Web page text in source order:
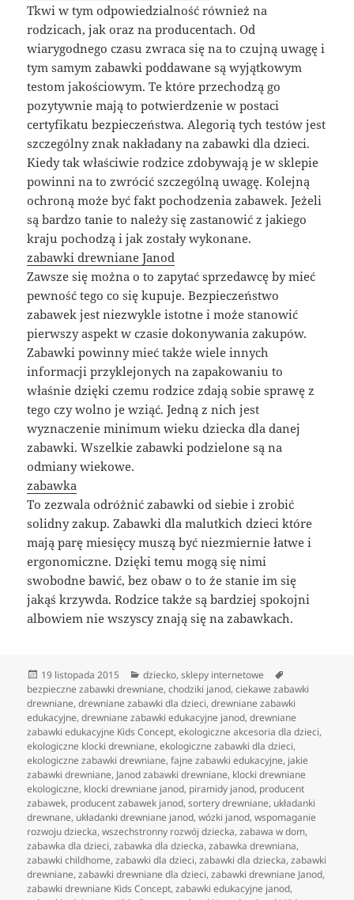
Tkwi w tym odpowiedzialność również na
rodzicach, jak oraz na producentach. Od
wiarygodnego czasu zwraca się na to czujną uwagę i
tym samym zabawki poddawane są wyjątkowym
testom jakościowym. Te które przechodzą go
pozytywnie mają to potwierdzenie w postaci
certyfikatu bezpieczeństwa. Alegorią tych testów jest
szczególny znak nakładany na zabawki dla dzieci.
Kiedy tak właściwie rodzice zdobywają je w sklepie
powinni na to zwrócić szczególną uwagę. Kolejną
ochroną może być fakt pochodzenia zabawek. Jeżeli
są bardzo tanie to należy się zastanowić z jakiego
kraju pochodzą i jak zostały wykonane.
zabawki drewniane Janod
Zawsze się można o to zapytać sprzedawcę by mieć
pewność tego co się kupuje. Bezpieczeństwo
zabawek jest niezwykle istotne i może stanowić
pierwszy aspekt w czasie dokonywania zakupów.
Zabawki powinny mieć także wiele innych
informacji przyklejonych na zapakowaniu to
właśnie dzięki czemu rodzice zdają sobie sprawę z
tego czy wolno je wziąć. Jedną z nich jest
wyznaczenie minimum wieku dziecka dla danej
zabawki. Wszelkie zabawki podzielone są na
odmiany wiekowe.
zabawka
To zezwala odróżnić zabawki od siebie i zrobić
solidny zakup. Zabawki dla malutkich dzieci które
mają parę miesięcy muszą być niezmiernie łatwe i
ergonomiczne. Dzięki temu mogą się nimi
swobodne bawić, bez obaw o to że stanie im się
jakąś krzywda. Rodzice także są bardziej spokojni
albowiem nie wszyscy znają się na zabawkach.
Data
publikacji
19 listopada 2015 Kategorie
dziecko,sklepy internetowe
bezpieczne zabawki drewniane,chodziki janod,ciekawe zabawki
drewniane,drewniane zabawki dla dzieci,drewniane zabawki
edukacyjne,drewniane zabawki edukacyjne janod,drewniane
zabawki edukacyjne Kids Concept,ekologiczne akcesoria dla dzieci,
ekologiczne klocki drewniane,ekologiczne zabawki dla dzieci,
ekologiczne zabawki drewniane,fajne zabawki edukacyjne, jakie
zabawki drewniane, Janod zabawki drewniane, klocki drewniane
ekologiczne, klocki drewniane janod, piramidy janod, producent
zabawek, producent zabawek janod,sortery drewniane, układanki
drewnane, układanki drewniane janod,wózki janod,wspomaganie
rozwoju dziecka,wszechstronny rozwój dziecka,zabawa w dom,
zabawka dla dzieci,zabawka dla dziecka,zabawka drewniana,
zabawki childhome,zabawki dla dzieci,zabawki dla dziecka,zabawki
drewniane,zabawki drewniane dla dzieci,zabawki drewniane Janod,
zabawki drewniane Kids Concept,zabawki edukacyjne janod,